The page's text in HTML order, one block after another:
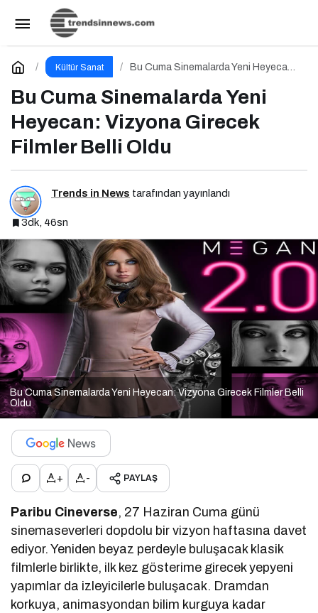
Kültür Sanat
Bu Cuma Sinemalarda Yeni Heyecan:
Bu Cuma Sinemalarda Yeni
Heyecan: Vizyona Girecek
Filmler Belli Oldu
Trends in News tarafından yayınlandı
3dk, 46sn
Bu Cuma Sinemalarda Yeni Heyecan: Vizyona Girecek Filmler Belli
Oldu
+ - PAYLAŞ
Paribu Cineverse, 27 Haziran Cuma günü
sinemaseverleri dopdolu bir vizyon haftasına davet
ediyor. Yeniden beyaz perdeyle buluşacak klasik
filmlerle birlikte, ilk kez gösterime girecek yepyeni
yapımlar da izleyicilerle buluşacak. Dramdan
korkuya, animasyondan bilim kurguya kadar
Emre Yavuz Söyleşi